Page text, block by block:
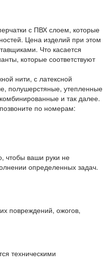
с ПВХ слоем, которые
Цена изделий при этом
Что касается
которые соответствуют
нити, с латексной
полушерстяные, утепленные
и так далее.
по номерам:
чтобы ваши руки не
определенных задач.
повреждений, ожогов,
техническими